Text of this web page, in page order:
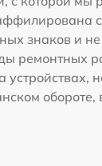
знаков и не
ремонтных
устройствах,
обороте, в